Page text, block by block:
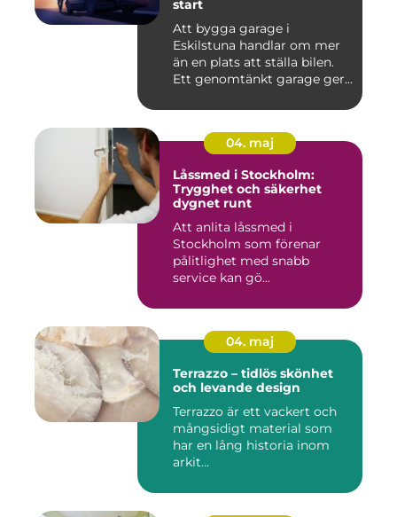
start
Att bygga garage i
Eskilstuna handlar om mer
än en plats att ställa bilen.
Ett genomtänkt garage ger...
04. maj
Låssmed i Stockholm:
Trygghet och säkerhet
dygnet runt
Att anlita låssmed i
Stockholm som förenar
pålitlighet med snabb
service kan gö...
04. maj
Terrazzo – tidlös skönhet
och levande design
Terrazzo är ett vackert och
mångsidigt material som
har en lång historia inom
arkit...